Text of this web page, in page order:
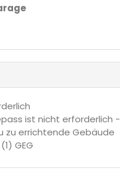
ist nicht erforderlich -
zu errichtende Gebäude
GEG